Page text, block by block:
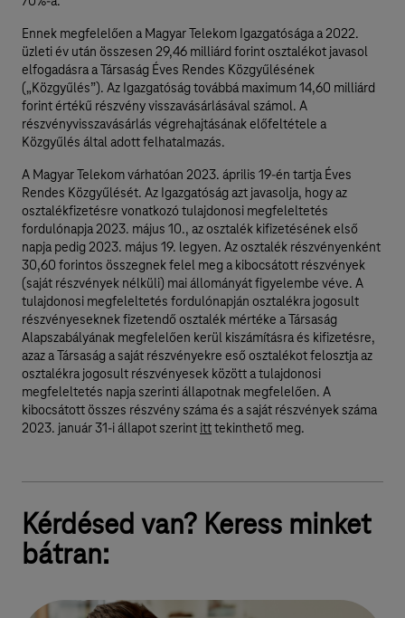
Ennek megfelelően a Magyar Telekom Igazgatósága a 2022.
üzleti év után összesen 29,46 milliárd forint osztalékot javasol
elfogadásra a Társaság Éves Rendes Közgyűlésének
(„Közgyűlés”). Az Igazgatóság továbbá maximum 14,60 milliárd
forint értékű részvény visszavásárlásával számol. A
részvényvisszavásárlás végrehajtásának előfeltétele a
Közgyűlés által adott felhatalmazás.
A Magyar Telekom várhatóan 2023. április 19-én tartja Éves
Rendes Közgyűlését. Az Igazgatóság azt javasolja, hogy az
osztalékfizetésre vonatkozó tulajdonosi megfeleltetés
fordulónapja 2023. május 10., az osztalék kifizetésének első
napja pedig 2023. május 19. legyen. Az osztalék részvényenként
30,60 forintos összegnek felel meg a kibocsátott részvények
(saját részvények nélküli) mai állományát figyelembe véve. A
tulajdonosi megfeleltetés fordulónapján osztalékra jogosult
részvényeseknek fizetendő osztalék mértéke a Társaság
Alapszabályának megfelelően kerül kiszámításra és kifizetésre,
azaz a Társaság a saját részvényekre eső osztalékot felosztja az
osztalékra jogosult részvényesek között a tulajdonosi
megfeleltetés napja szerinti állapotnak megfelelően. A
kibocsátott összes részvény száma és a saját részvények száma
2023. január 31-i állapot szerint itttekinthető meg.
Kérdésed van? Keress minket
bátran: